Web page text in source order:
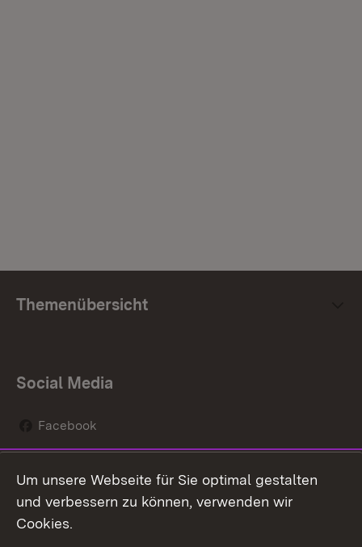
Themenübersicht
Social Media
Facebook
Social Wall
Youtube
Um unsere Webseite für Sie optimal gestalten
und verbessern zu können, verwenden wir
Cookies.